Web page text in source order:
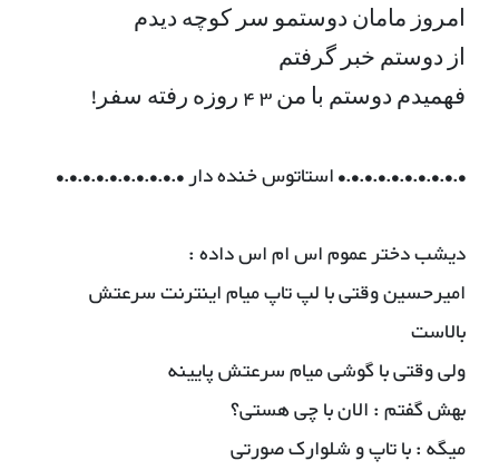
ﺍﻣﺮﻭﺯ ﻣﺎﻣﺎﻥ ﺩﻭﺳﺘﻤﻮ ﺳﺮ ﮐﻮﭼﻪ ﺩﯾﺪﻡ
ﺍﺯ ﺩﻭﺳﺘﻢ ﺧﺒﺮ ﮔﺮﻓﺘﻢ
ﻓﻬﻤﯿﺪﻡ ﺩﻭﺳﺘﻢ ﺑﺎ ﻣﻦ 3 4 ﺭﻭﺯﻩ ﺭﻓﺘﻪ ﺳﻔﺮ!
•.•.•.•.•.•.•.•.•.• استاتوس خنده دار •.•.•.•.•.•.•.•.•.•
دیشب دختر عموم اس ام اس داده :
امیرحسین وقتی با لپ تاپ میام اینترنت سرعتش
بالاست
ولی وقتی با گوشی میام سرعتش پایینه
بهش گفتم : الان با چی هستی؟
میگه : با تاپ و شلوارک صورتی